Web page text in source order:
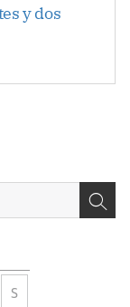
y dos
S